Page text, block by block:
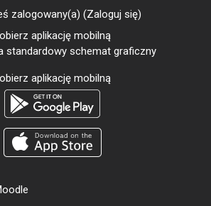
zalogowany(a) (Zaloguj się)
aplikację mobilną
standardowy schemat graficzny
aplikację mobilną